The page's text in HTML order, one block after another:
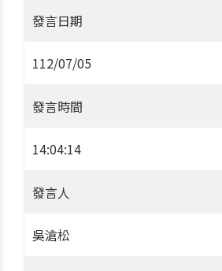
發言日期
112/07/05
發言時間
14:04:14
發言人
吳滄松